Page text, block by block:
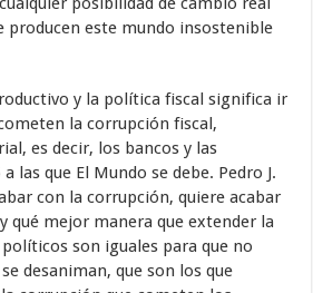
producen este mundo insostenible
y la política fiscal significa ir
la corrupción fiscal,
es decir, los bancos y las
las que El Mundo se debe. Pedro J.
con la corrupción, quiere acabar
qué mejor manera que extender la
son iguales para que no
desaniman, que son los que